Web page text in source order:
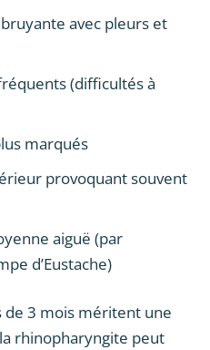
avec pleurs et
(difficultés à
marqués
provoquant souvent
aiguë (par
d’Eustache)
de 3 mois méritent une
rhinopharyngite peut